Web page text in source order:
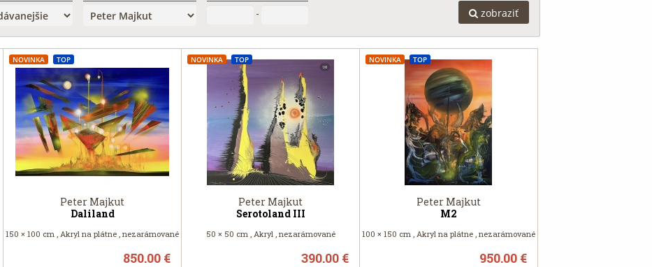
- zobraziť
Peter Majkut
Daliland
150 × 100 cm , Akryl na plátne , nezarámované
850.00 €
NOVINKA TOP
Peter Majkut
Serotoland III
50 × 50 cm , Akryl , nezarámované
390.00 €
NOVINKA TOP
Peter Majkut
M2
100 × 150 cm , Akryl na plátne , nezarámované
950.00 €
NOVINKA TOP